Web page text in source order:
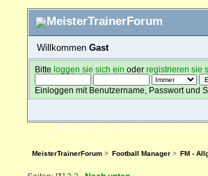
Willkommen Gast
Bitteloggen sie sich ein oderregistrieren sie
Einloggen mit Benutzername, Passwort und
ÜBERSICHT HILFE SUCHE FAQ
MeisterTrainerForum> Football Manager> FM -